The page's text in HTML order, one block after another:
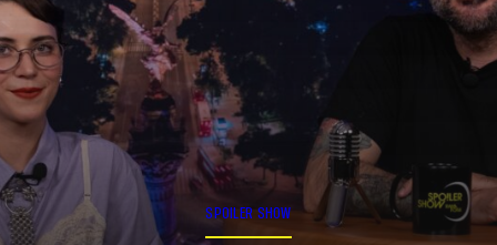
SPOILER SHOW